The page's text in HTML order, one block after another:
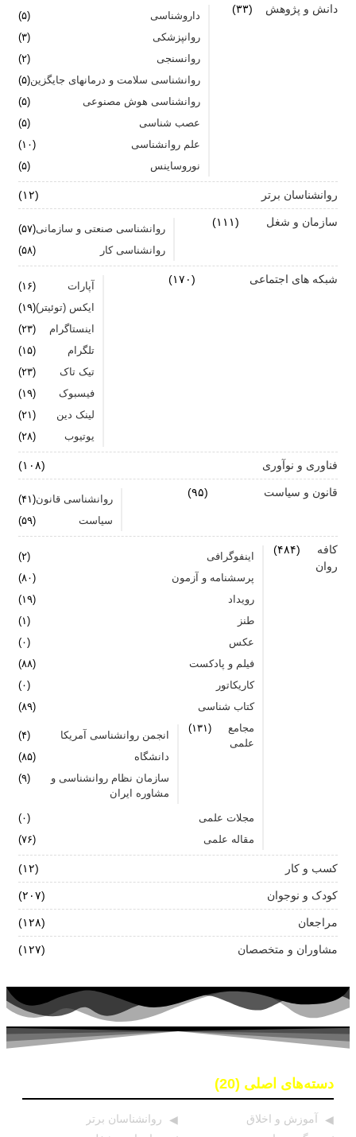
جنگ اضطراب با مواد خوراکی
اضطراب را برای خود پر رنگ نکنید
برای بهبود سلامت روان لازم است روزانه از آن مراقبت
دانش و پژوهش (۳۳)
داروشناسی
(۵)
روانپزشکی
(۳)
روانسنجی
(۲)
روانشناسی سلامت و درمانهای جایگزین(۵)
روانشناسی هوش مصنوعی
(۵)
عصب شناسی
(۵)
علم روانشناسی
(۱۰)
نوروساینس
(۵)
روانشناسان برتر (۱۲)
سازمان و شغل (۱۱۱)
روانشناسی صنعتی و سازمانی(۵۷)
روانشناسی کار
(۵۸)
شبکه های اجتماعی (۱۷۰)
آپارات
(۱۶)
ایکس (توئیتر)(۱۹)
اینستاگرام
(۲۳)
تلگرام
(۱۵)
تیک تاک
(۲۳)
فیسبوک
(۱۹)
لینک دین
(۲۱)
یوتیوب
(۲۸)
فناوری و نوآوری (۱۰۸)
قانون و سیاست (۹۵)
روانشناسی قانون(۴۱)
سیاست
(۵۹)
کافه
روان
(۴۸۴)
اینفوگرافی
(۲)
پرسشنامه و آزمون
(۸۰)
رویداد
(۱۹)
طنز
(۱)
عکس
(۰)
فیلم و پادکست
(۸۸)
کاریکاتور
(۰)
کتاب شناسی
(۸۹)
مجامع
علمی
(۱۳۱)
انجمن روانشناسی آمریکا
(۴)
دانشگاه
(۸۵)
سازمان نظام روانشناسی و
مشاوره ایران
(۹)
مجلات علمی
(۰)
مقاله علمی
(۷۶)
کسب و کار (۱۲)
کودک و نوجوان (۲۰۷)
مراجعان (۱۲۸)
مشاوران و متخصصان (۱۲۷)
دسته‌های اصلی (20)
آموزش و اخلاق
روانشناسان برتر